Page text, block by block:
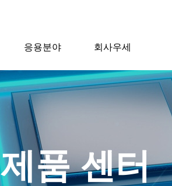
응용분야 회사우세
제품 센터